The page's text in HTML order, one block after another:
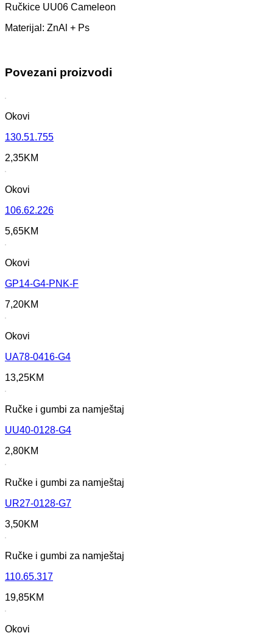
Ručkice UU06 Cameleon
Materijal: ZnAl + Ps
Povezani proizvodi
Okovi
130.51.755
2,35KM
Okovi
106.62.226
5,65KM
Okovi
GP14-G4-PNK-F
7,20KM
Okovi
UA78-0416-G4
13,25KM
Ručke i gumbi za namještaj
UU40-0128-G4
2,80KM
Ručke i gumbi za namještaj
UR27-0128-G7
3,50KM
Ručke i gumbi za namještaj
110.65.317
19,85KM
Okovi